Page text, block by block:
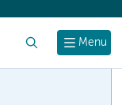
Menu